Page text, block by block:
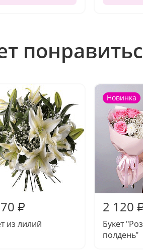
₽
из лилий
Новинка
2 120
Букет
полдень"